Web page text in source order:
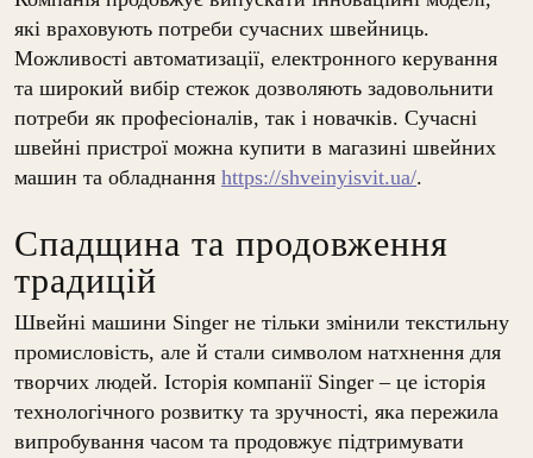
які враховують потреби сучасних швейниць.
Можливості автоматизації, електронного керування
та широкий вибір стежок дозволяють задовольнити
потреби як професіоналів, так і новачків. Сучасні
швейні пристрої можна купити в магазині швейних
машин та обладнання https://shveinyisvit.ua/.
Спадщина та продовження
традицій
Швейні машини Singer не тільки змінили текстильну
промисловість, але й стали символом натхнення для
творчих людей. Історія компанії Singer – це історія
технологічного розвитку та зручності, яка пережила
випробування часом та продовжує підтримувати